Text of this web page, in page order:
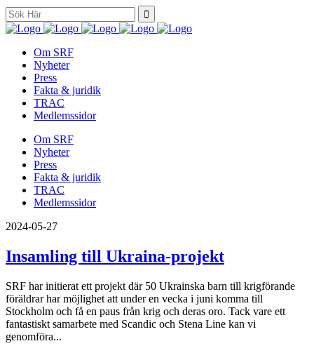
Search
for:
Om SRF
Nyheter
Press
Fakta & juridik
TRAC
Medlemssidor
Om SRF
Nyheter
Press
Fakta & juridik
TRAC
Medlemssidor
2024-05-27
Insamling till Ukraina-projekt
SRF har initierat ett projekt där 50 Ukrainska barn till krigförande
föräldrar har möjlighet att under en vecka i juni komma till
Stockholm och få en paus från krig och deras oro. Tack vare ett
fantastiskt samarbete med Scandic och Stena Line kan vi
genomföra...